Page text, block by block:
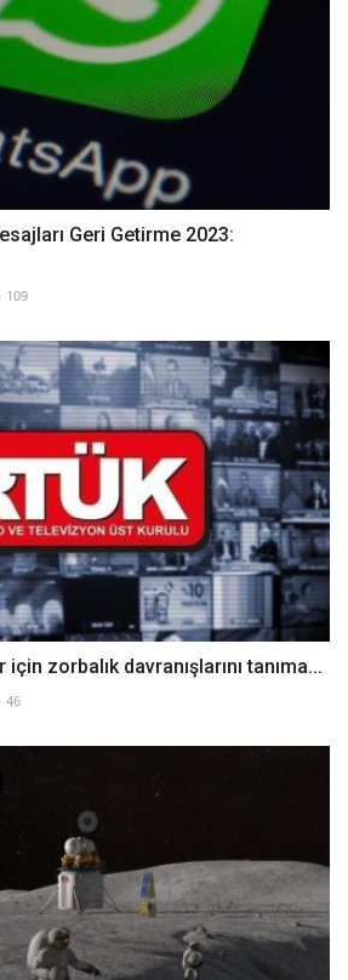
Geri Getirme 2023:
109
zorbalık davranışlarını tanıma...
46